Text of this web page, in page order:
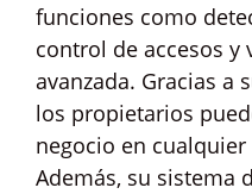
funciones como
control de accesos y
avanzada. Gracias a
los propietarios
negocio en
Además, su sistema